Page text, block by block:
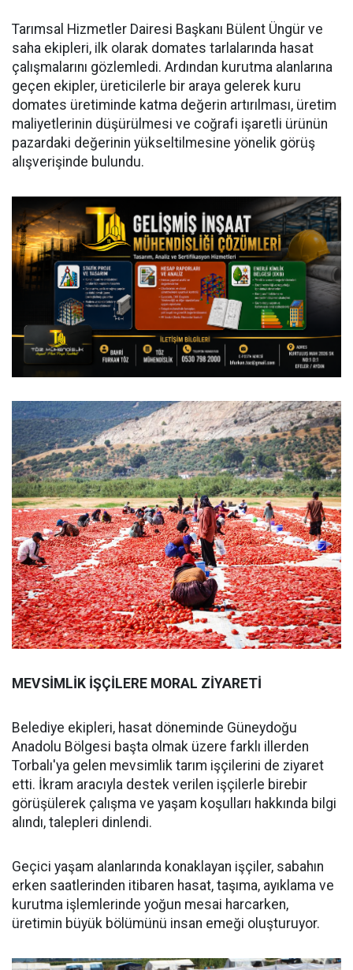
Tarımsal Hizmetler Dairesi Başkanı Bülent Üngür ve
saha ekipleri, ilk olarak domates tarlalarında hasat
çalışmalarını gözlemledi. Ardından kurutma alanlarına
geçen ekipler, üreticilerle bir araya gelerek kuru
domates üretiminde katma değerin artırılması, üretim
maliyetlerinin düşürülmesi ve coğrafi işaretli ürünün
pazardaki değerinin yükseltilmesine yönelik görüş
alışverişinde bulundu.
MEVSİMLİK İŞÇİLERE MORAL ZİYARETİ
Belediye ekipleri, hasat döneminde Güneydoğu
Anadolu Bölgesi başta olmak üzere farklı illerden
Torbalı'ya gelen mevsimlik tarım işçilerini de ziyaret
etti. İkram aracıyla destek verilen işçilerle birebir
görüşülerek çalışma ve yaşam koşulları hakkında bilgi
alındı, talepleri dinlendi.
Geçici yaşam alanlarında konaklayan işçiler, sabahın
erken saatlerinden itibaren hasat, taşıma, ayıklama ve
kurutma işlemlerinde yoğun mesai harcarken,
üretimin büyük bölümünü insan emeği oluşturuyor.